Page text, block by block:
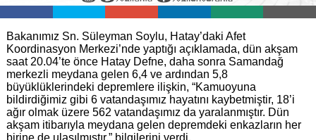
Bakanımız Sn. Süleyman Soylu, Hatay’daki Afet
Koordinasyon Merkezi’nde yaptığı açıklamada, dün akşam
saat 20.04’te önce Hatay Defne, daha sonra Samandağ
merkezli meydana gelen 6,4 ve ardından 5,8
büyüklüklerindeki depremlere ilişkin, “Kamuoyuna
bildirdiğimiz gibi 6 vatandaşımız hayatını kaybetmiştir, 18’i
ağır olmak üzere 562 vatandaşımız da yaralanmıştır. Dün
akşam itibarıyla meydana gelen depremdeki enkazların her
birine de ulaşılmıştır.” bilgilerini verdi.